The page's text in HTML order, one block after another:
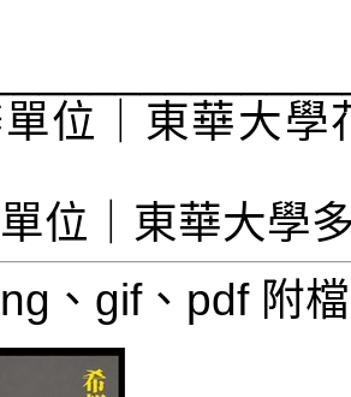
位｜東華大學
位｜東華大學
、gif、pdf 附